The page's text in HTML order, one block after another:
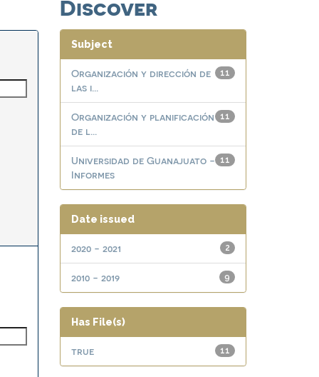
Discover
Subject
11
Organización y dirección de
las i...
11
Organización y planificación
de l...
11
Universidad de Guanajuato -
Informes
Date issued
2
2020 - 2021
9
2010 - 2019
Has File(s)
11
true